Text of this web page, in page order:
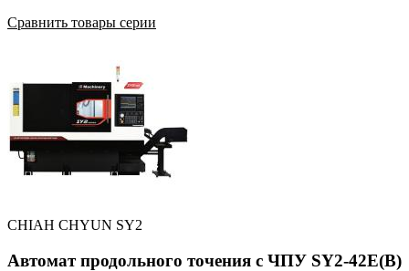
Сравнить товары серии
CHIAH CHYUN SY2
Автомат продольного точения с ЧПУ SY2-42E(B)